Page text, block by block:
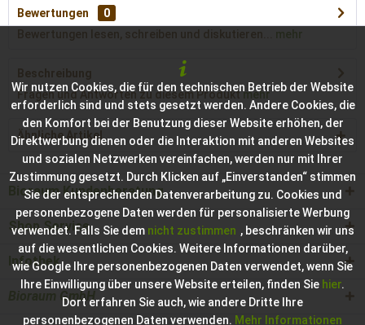
Bewertungen
0
Bewertungen lesen, schreiben und diskutieren...
mehr
Beschreibung
Fragen und Antworten zu diesem Produktmehr
Ähnliche Artikel
Bioraum Kundenberatung
Shop Service
Infothek
Bioraum GmbH
Wir nutzen Cookies, die für den technischen Betrieb der Website
erforderlich sind und stets gesetzt werden. Andere Cookies, die
den Komfort bei der Benutzung dieser Website erhöhen, der
Direktwerbung dienen oder die Interaktion mit anderen Websites
und sozialen Netzwerken vereinfachen, werden nur mit Ihrer
Zustimmung gesetzt. Durch Klicken auf „Einverstanden“ stimmen
Sie der entsprechenden Datenverarbeitung zu. Cookies und
personenbezogene Daten werden für personalisierte Werbung
verwendet. Falls Sie dem nicht zustimmen , beschränken wir uns
auf die wesentlichen Cookies. Weitere Informationen darüber,
wie Google Ihre personenbezogenen Daten verwendet, wenn Sie
Ihre Einwilligung über unsere Website erteilen, finden Sie hier.
Dort erfahren Sie auch, wie andere Dritte Ihre
personenbezogenen Daten verwenden. Mehr Informationen